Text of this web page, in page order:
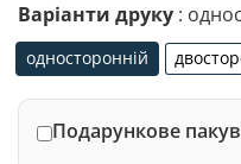
Варіанти друку :
односторонній
односторонній
Подарункове